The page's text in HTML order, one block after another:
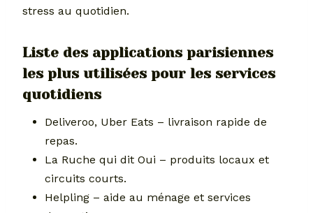
stress au quotidien.
Liste des applications parisiennes
les plus utilisées pour les services
quotidiens
Deliveroo, Uber Eats – livraison rapide de
repas.
La Ruche qui dit Oui – produits locaux et
circuits courts.
Helpling – aide au ménage et services